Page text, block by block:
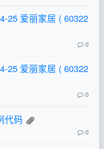
25 爱丽家居 ( 60322
0
25 爱丽家居 ( 60322
0
代码
0